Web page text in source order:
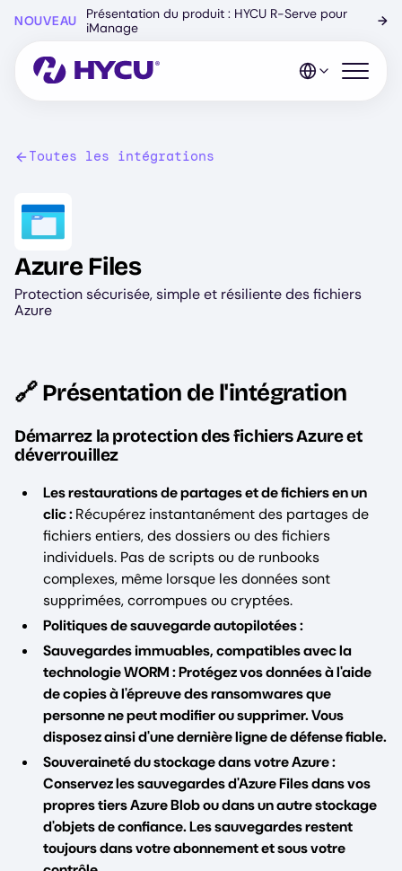
content
NOUVEAU
Présentation du produit : HYCU R-Serve pour
iManage
→
Open
Toutes les intégrations
Image
Azure Files
Protection sécurisée, simple et résiliente des fichiers
Azure
🔗 Présentation de l'intégration
Démarrez la protection des fichiers Azure et
déverrouillez
Les restaurations de partages et de fichiers en un
clic :Récupérez instantanément des partages de
fichiers entiers, des dossiers ou des fichiers
individuels. Pas de scripts ou de runbooks
complexes, même lorsque les données sont
supprimées, corrompues ou cryptées.
Politiques de sauvegarde autopilotées :
Sauvegardes immuables, compatibles avec la
technologie WORM : Protégez vos données à l'aide
de copies à l'épreuve des ransomwares que
personne ne peut modifier ou supprimer. Vous
disposez ainsi d'une dernière ligne de défense fiable.
Souveraineté du stockage dans votre Azure :
Conservez les sauvegardes d'Azure Files dans vos
propres tiers Azure Blob ou dans un autre stockage
d'objets de confiance. Les sauvegardes restent
toujours dans votre abonnement et sous votre